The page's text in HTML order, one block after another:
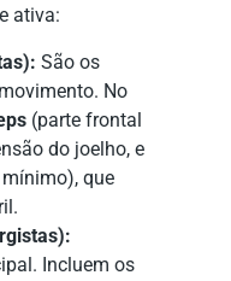
ativa:
São os
No
(parte frontal
do joelho, e
que
Incluem os